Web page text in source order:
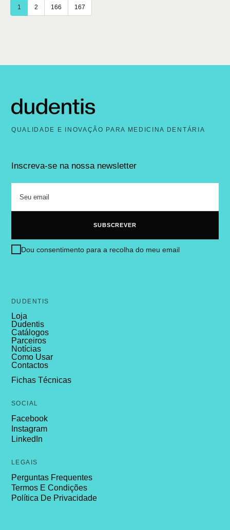
1 2 166 167
QUALIDADE E INOVAÇÃO PARA MEDICINA DENTÁRIA
Inscreva-se na nossa newsletter
Dou consentimento para a recolha do meu email
DUDENTIS
Loja
Dudentis
Catálogos
Parceiros
Notícias
Como Usar
Contactos
Fichas Técnicas
SOCIAL
Facebook
Instagram
LinkedIn
LEGAIS
Perguntas Frequentes
Termos E Condições
Política De Privacidade